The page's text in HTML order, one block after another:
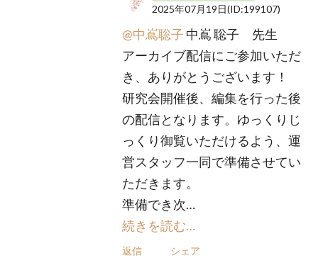
2025年07月19日(ID:199107)
@中嶌聡子 中嶌 聡子 先生
アーカイブ配信にご参加いただ
き、ありがとうございます！
研究会開催後、編集を行った後
の配信となります。ゆっくりじ
っくり御覧いただけるよう、運
営スタッフ一同で準備させてい
ただきます。
準備でき次…
続きを読む…
返信 シェア